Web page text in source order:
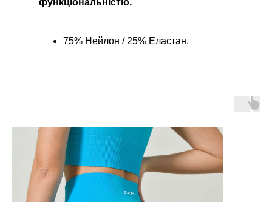
функціональністю.
75% Нейлон / 25% Еластан.